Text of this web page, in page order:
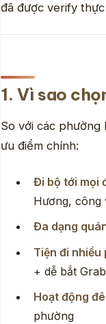
đã được verify
1. Vì sao
So với các phường
ưu điểm chính:
Đi bộ tới mọi
Hương, công
Đa dạng
Tiện đi nhiều
+ dễ bắt Grab
Hoạt động
phường